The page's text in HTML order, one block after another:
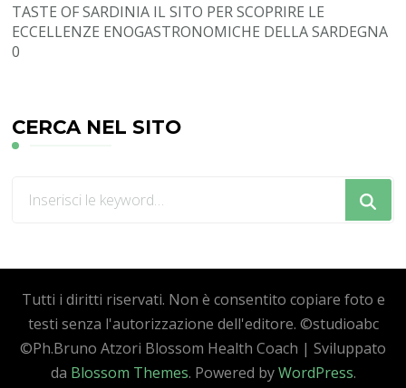
TASTE OF SARDINIA IL SITO PER SCOPRIRE LE
ECCELLENZE ENOGASTRONOMICHE DELLA SARDEGNA
0
CERCA NEL SITO
Tutti i diritti riservati. Non è consentito copiare foto e
testi senza l'autorizzazione dell'editore. ©studioabc
©Ph.Bruno Atzori Blossom Health Coach | Sviluppato
da Blossom Themes. Powered byWordPress.